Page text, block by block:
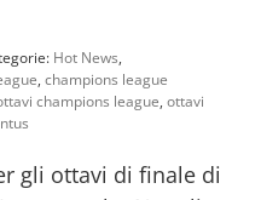
Hot News,
, champions league
champions league, ottavi
gli ottavi di finale di